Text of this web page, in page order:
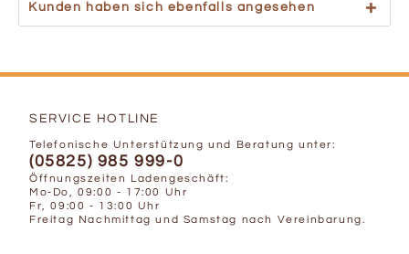
Kunden haben sich ebenfalls angesehen
SERVICE HOTLINE
Telefonische Unterstützung und Beratung unter:
(05825) 985 999-0
Öffnungszeiten Ladengeschäft:
Mo-Do, 09:00 - 17:00 Uhr
Fr, 09:00 - 13:00 Uhr
Freitag Nachmittag und Samstag nach Vereinbarung.